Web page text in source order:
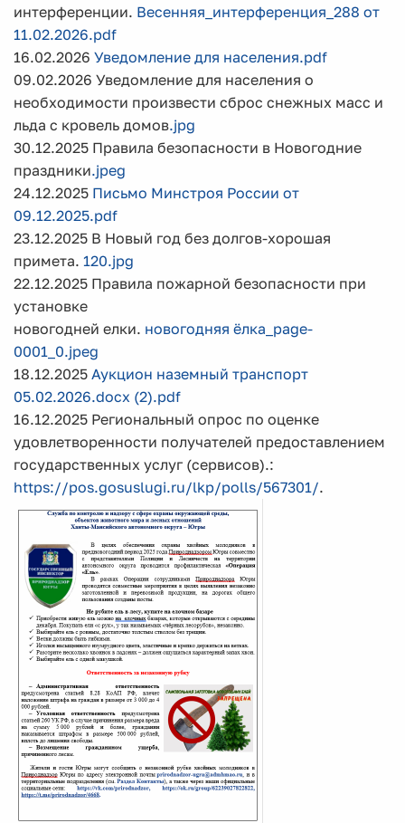
интерференции. Весенняя_интерференция_288 от
11.02.2026.pdf
16.02.2026 Уведомление для населения.pdf
09.02.2026 Уведомление для населения о
необходимости произвести сброс снежных масс и
льда с кровель домов.jpg
30.12.2025 Правила безопасности в Новогодние
праздники.jpeg
24.12.2025 Письмо Минстроя России от
09.12.2025.pdf
23.12.2025 В Новый год без долгов-хорошая
примета. 120.jpg
22.12.2025 Правила пожарной безопасности при
установке
новогодней елки. новогодняя ёлка_page-
0001_0.jpeg
18.12.2025 Аукцион наземный транспорт
05.02.2026.docx (2).pdf
16.12.2025 Региональный опрос по оценке
удовлетворенности получателей предоставлением
государственных услуг (сервисов).:
https://pos.gosuslugi.ru/lkp/polls/567301/.